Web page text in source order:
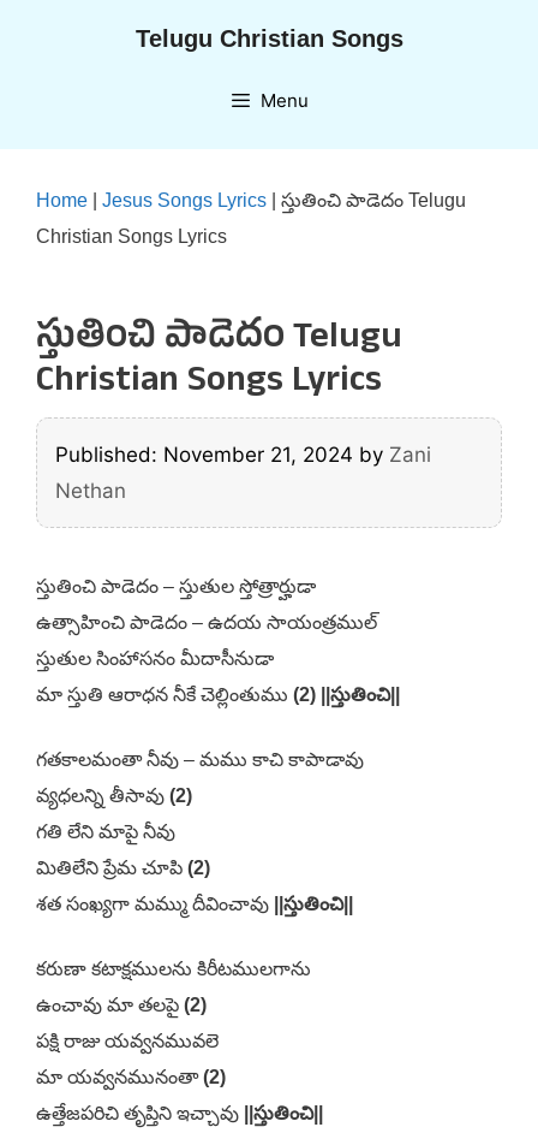
Telugu Christian Songs
Menu
Home Jesus Songs Lyrics
స్తుతించి పాడెదం Telugu
Christian Songs Lyrics
స్తుతించి పాడెదం Telugu
Christian Songs Lyrics
Published: November 21, 2024 by Zani
Nethan
స్తుతించి పాడెదం – స్తుతుల స్తోత్రార్హుడా
ఉత్సాహించి పాడెదం – ఉదయ సాయంత్రముల్
స్తుతుల సింహాసనం మీదాసీనుడా
మా స్తుతి ఆరాధన నీకే చెల్లింతుము (2) ||స్తుతించి||
గతకాలమంతా నీవు – మము కాచి కాపాడావు
వ్యధలన్ని తీసావు (2)
గతి లేని మాపై నీవు
మితిలేని ప్రేమ చూపి (2)
శత సంఖ్యగా మమ్ము దీవించావు
||స్తుతించి||
కరుణా కటాక్షములను కిరీటములగాను
ఉంచావు మా తలపై (2)
పక్షి రాజు యవ్వనమువలె
మా యవ్వనమునంతా(2)
ఉత్తేజపరిచి తృప్తిని ఇచ్చావు
||స్తుతించి||